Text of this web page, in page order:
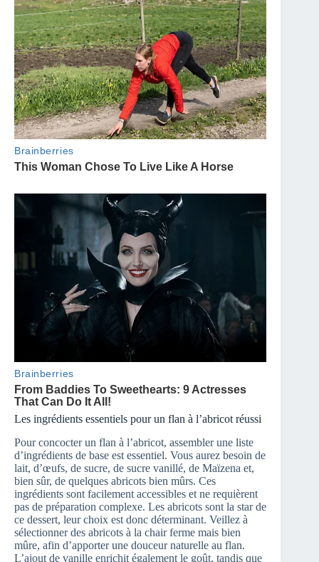
Les ingrédients essentiels pour un flan à l’abricot réussi
Pour concocter un flan à l’abricot, assembler une liste
d’ingrédients de base est essentiel. Vous aurez besoin de
lait, d’œufs, de sucre, de sucre vanillé, de Maïzena et,
bien sûr, de quelques abricots bien mûrs. Ces
ingrédients sont facilement accessibles et ne requièrent
pas de préparation complexe. Les abricots sont la star de
ce dessert, leur choix est donc déterminant. Veillez à
sélectionner des abricots à la chair ferme mais bien
mûre, afin d’apporter une douceur naturelle au flan.
L’ajout de vanille enrichit également le goût, tandis que